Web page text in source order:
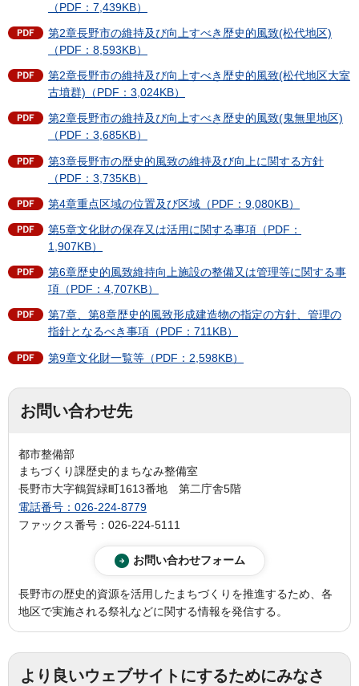
（PDF：7,439KB）
第2章長野市の維持及び向上すべき歴史的風致(松代地区)
（PDF：8,593KB）
第2章長野市の維持及び向上すべき歴史的風致(松代地区大室
古墳群)（PDF：3,024KB）
第2章長野市の維持及び向上すべき歴史的風致(鬼無里地区)
（PDF：3,685KB）
第3章長野市の歴史的風致の維持及び向上に関する方針
（PDF：3,735KB）
第4章重点区域の位置及び区域（PDF：9,080KB）
第5章文化財の保存又は活用に関する事項（PDF：
1,907KB）
第6章歴史的風致維持向上施設の整備又は管理等に関する事
項（PDF：4,707KB）
第7章、第8章歴史的風致形成建造物の指定の方針、管理の
指針となるべき事項（PDF：711KB）
第9章文化財一覧等（PDF：2,598KB）
お問い合わせ先
都市整備部
まちづくり課歴史的まちなみ整備室
長野市大字鶴賀緑町1613番地 第二庁舎5階
電話番号：026-224-8779
ファックス番号：026-224-5111
長野市の歴史的資源を活用したまちづくりを推進するため、各
地区で実施される祭礼などに関する情報を発信する。
より良いウェブサイトにするためにみなさ